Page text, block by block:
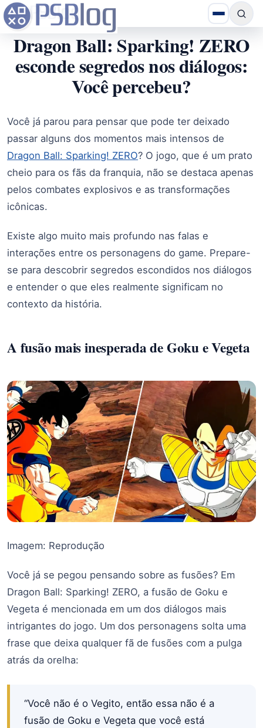
Dragon Ball: Sparking! ZERO
esconde segredos nos diálogos:
Você percebeu?
Você já parou para pensar que pode ter deixado
passar alguns dos momentos mais intensos de
Dragon Ball: Sparking! ZERO? O jogo, que é um prato
cheio para os fãs da franquia, não se destaca apenas
pelos combates explosivos e as transformações
icônicas.
Existe algo muito mais profundo nas falas e
interações entre os personagens do game. Prepare-
se para descobrir segredos escondidos nos diálogos
e entender o que eles realmente significam no
contexto da história.
A fusão mais inesperada de Goku e Vegeta
Imagem: Reprodução
Você já se pegou pensando sobre as fusões? Em
Dragon Ball: Sparking! ZERO, a fusão de Goku e
Vegeta é mencionada em um dos diálogos mais
intrigantes do jogo. Um dos personagens solta uma
frase que deixa qualquer fã de fusões com a pulga
atrás da orelha:
“Você não é o Vegito, então essa não é a
fusão de Goku e Vegeta que você está